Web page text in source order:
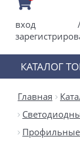
вход
КАТАЛОГ
Главная
Профильные